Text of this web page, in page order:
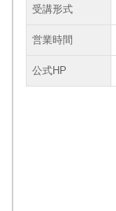
受講形式
営業時間
公式HP